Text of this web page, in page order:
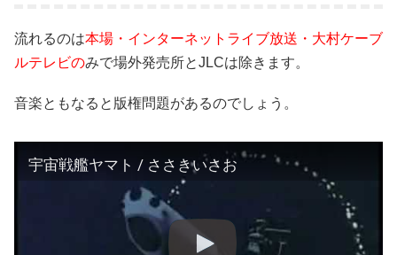
流れるのは本場・インターネットライブ放送・大村ケーブ
ルテレビのみで場外発売所とJLCは除きます。
音楽ともなると版権問題があるのでしょう。
宇宙戦艦ヤマト / ささきいさお